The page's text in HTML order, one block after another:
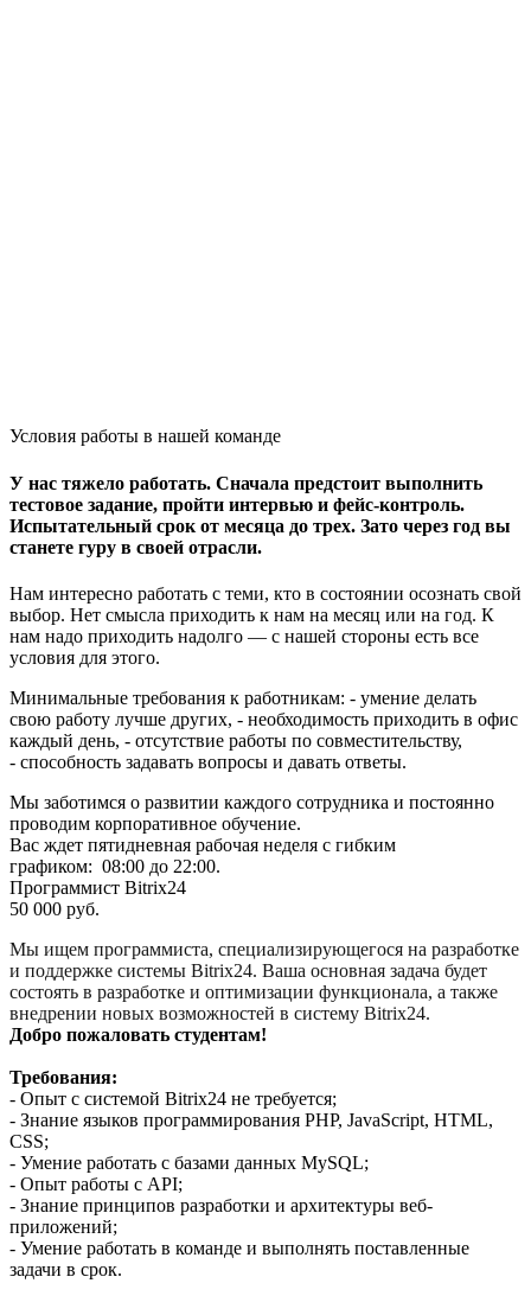
Условия работы в нашей команде
У нас тяжело работать. Сначала предстоит выполнить
тестовое задание, пройти интервью и фейс-контроль.
Испытательный срок от месяца до трех. Зато через год вы
станете гуру в своей отрасли.
Нам интересно работать с теми, кто в состоянии осознать свой
выбор. Нет смысла приходить к нам на месяц или на год. К
нам надо приходить надолго — с нашей стороны есть все
условия для этого.
Минимальные требования к работникам: - умение делать
свою работу лучше других, - необходимость приходить в офис
каждый день, - отсутствие работы по совместительству,
- способность задавать вопросы и давать ответы.
Мы заботимся о развитии каждого сотрудника и постоянно
проводим корпоративное обучение.
Вас ждет пятидневная рабочая неделя с гибким
графиком: 08:00 до 22:00.
Программист Bitrix24
50 000 руб.
Мы ищем программиста, специализирующегося на разработке
и поддержке системы Bitrix24. Ваша основная задача будет
состоять в разработке и оптимизации функционала, а также
внедрении новых возможностей в систему Bitrix24.
Добро пожаловать студентам!
Требования:
- Опыт с системой Bitrix24 не требуется;
- Знание языков программирования PHP, JavaScript, HTML,
CSS;
- Умение работать с базами данных MySQL;
- Опыт работы с API;
- Знание принципов разработки и архитектуры веб-
приложений;
- Умение работать в команде и выполнять поставленные
задачи в срок.